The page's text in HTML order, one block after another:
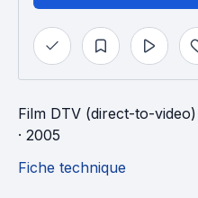
Film DTV (direct-to-video)
· 2005
Fiche technique